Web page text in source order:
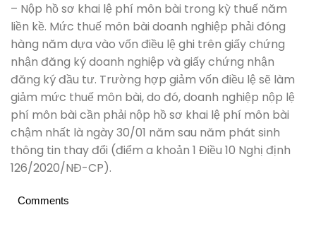
– Nộp hồ sơ khai lệ phí môn bài trong kỳ thuế năm
liền kề. Mức thuế môn bài doanh nghiệp phải đóng
hàng năm dựa vào vốn điều lệ ghi trên giấy chứng
nhận đăng ký doanh nghiệp và giấy chứng nhận
đăng ký đầu tư. Trường hợp giảm vốn điều lệ sẽ làm
giảm mức thuế môn bài, do đó, doanh nghiệp nộp lệ
phí môn bài cần phải nộp hồ sơ khai lệ phí môn bài
chậm nhất là ngày 30/01 năm sau năm phát sinh
thông tin thay đổi (điểm a khoản 1 Điều 10 Nghị định
126/2020/NĐ-CP).
Comments